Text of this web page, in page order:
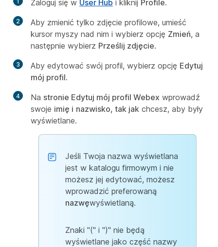
Zaloguj się w User Hub i kliknij Profile.
2
Aby zmienić tylko zdjęcie profilowe, umieść
kursor myszy nad nim i wybierz opcję Zmień, a
następnie wybierz Prześlij zdjęcie.
3 Aby edytować swój profil, wybierz opcję Edytuj
mój profil.
4 Na stronie Edytuj mój profil Webex wprowadź
swoje imię i nazwisko, tak jak chcesz, aby były
wyświetlane.
Jeśli Twoja nazwa wyświetlana
jest w katalogu firmowym i nie
możesz jej edytować, możesz
wprowadzić preferowaną
nazwęwyświetlaną.
Znaki "(" i ")" nie będą
wyświetlane jako część nazwy